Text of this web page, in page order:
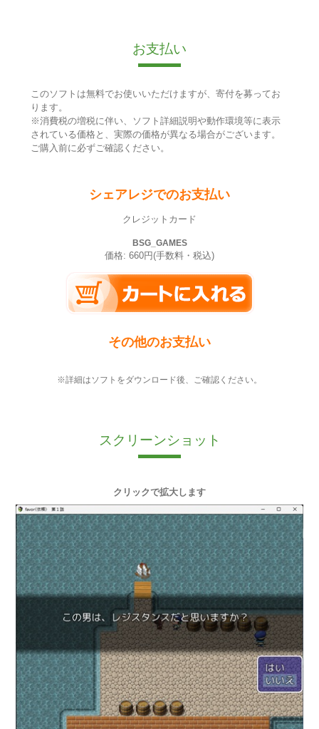
お支払い
このソフトは無料でお使いいただけますが、寄付を募ってお
ります。
※消費税の増税に伴い、ソフト詳細説明や動作環境等に表示
されている価格と、実際の価格が異なる場合がございます。
ご購入前に必ずご確認ください。
シェアレジでのお支払い
クレジットカード
BSG_GAMES
価格: 660円(手数料・税込)
その他のお支払い
※詳細はソフトをダウンロード後、ご確認ください。
スクリーンショット
クリックで拡大します